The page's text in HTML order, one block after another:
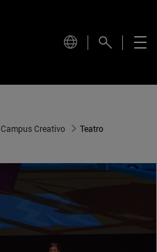
Campus Creativo Teatro